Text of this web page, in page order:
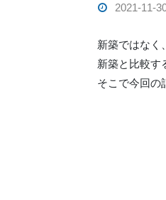
2021-11-
新築ではなく
新築と比較す
そこで今回の